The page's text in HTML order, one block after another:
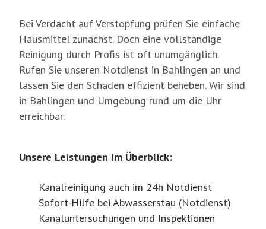
Bei Verdacht auf Verstopfung prüfen Sie einfache
Hausmittel zunächst. Doch eine vollständige
Reinigung durch Profis ist oft unumgänglich.
Rufen Sie unseren Notdienst in Bahlingen an und
lassen Sie den Schaden effizient beheben. Wir sind
in Bahlingen und Umgebung rund um die Uhr
erreichbar.
Unsere Leistungen im Überblick:
Kanalreinigung auch im 24h Notdienst
Sofort-Hilfe bei Abwasserstau (Notdienst)
Kanaluntersuchungen und Inspektionen